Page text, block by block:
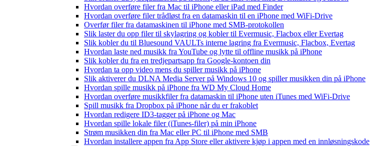
Hvordan overføre filer fra Mac til iPhone eller iPad med Finder
Hvordan overføre filer trådløst fra en datamaskin til en iPhone med WiFi-Drive
Overfør filer fra datamaskinen til iPhone med SMB-protokollen
Slik laster du opp filer til skylagring og kobler til Evermusic, Flacbox eller Evertag
Slik kobler du til Bluesound VAULTs interne lagring fra Evermusic, Flacbox, Evertag
Hvordan laste ned musikk fra YouTube og lytte til offline musikk på iPhone
Slik kobler du fra en tredjepartsapp fra Google-kontoen din
Hvordan ta opp video mens du spiller musikk på iPhone
Slik aktiverer du DLNA Media Server på Windows 10 og spiller musikken din på iPhone
Hvordan spille musikk på iPhone fra WD My Cloud Home
Hvordan overføre musikkfiler fra datamaskin til iPhone uten iTunes med WiFi-Drive
Spill musikk fra Dropbox på iPhone når du er frakoblet
Hvordan redigere ID3-tagger på iPhone og Mac
Hvordan spille lokale filer (iTunes-filer) på min iPhone
Strøm musikken din fra Mac eller PC til iPhone med SMB
Hvordan installere appen fra App Store eller aktivere kjøp i appen med en innløsningskode